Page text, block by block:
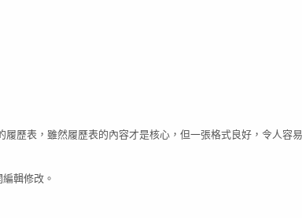
歷表，雖然履歷表的內容才是核心，但一張格式良好，令人容
輯修改。